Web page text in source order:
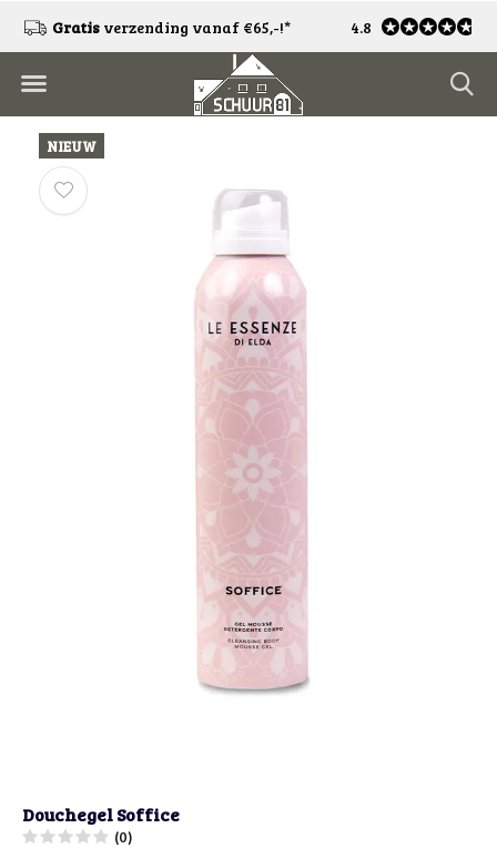
Gratis verzending vanaf €65,-!* Gratisretourneren*
4.8
NIEUW
Douchegel Soffice
(0)